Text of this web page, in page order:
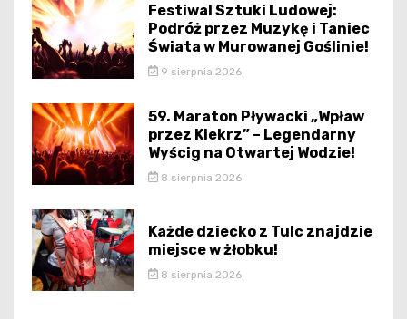
Festiwal Sztuki Ludowej:
Podróż przez Muzykę i Taniec
Świata w Murowanej Goślinie!
9 sierpnia 2026
59. Maraton Pływacki „Wpław
przez Kiekrz” – Legendarny
Wyścig na Otwartej Wodzie!
8 sierpnia 2026
Każde dziecko z Tulc znajdzie
miejsce w żłobku!
8 sierpnia 2026